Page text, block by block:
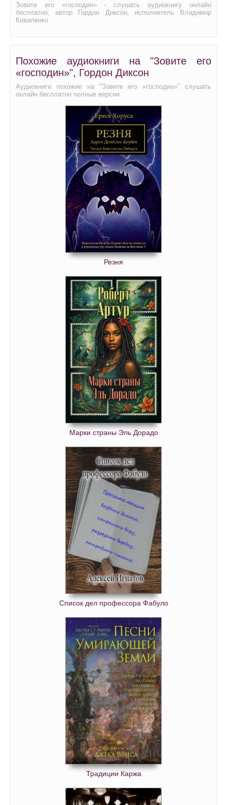
Зовите его «господин» - слушать аудиокнигу онлайн
бесплатно, автор Гордон Диксон, исполнитель Владимир
Коваленко
Похожие аудиокниги на "Зовите его
«господин»", Гордон Диксон
Аудиокниги похожие на "Зовите его «господин»" слушать
онлайн бесплатно полные версии.
Резня
Марки страны Эль Дорадо
Список дел профессора Фабуло
Традиции Каржа